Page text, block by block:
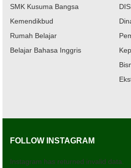
SMK Kusuma Bangsa
Kemendikbud
Rumah Belajar
Belajar Bahasa Inggris
FOLLOW INSTAGRAM
Instagram has returned invalid data.